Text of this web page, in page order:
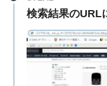
検索結果のURL